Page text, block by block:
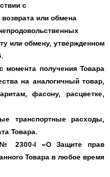
с
или обмена
или обмену, утвержденном
момента получения Товара
на аналогичный товар,
фасону, расцветке,
транспортные расходы,
Товара.
2300-I «О Защите прав
Товара в любое время